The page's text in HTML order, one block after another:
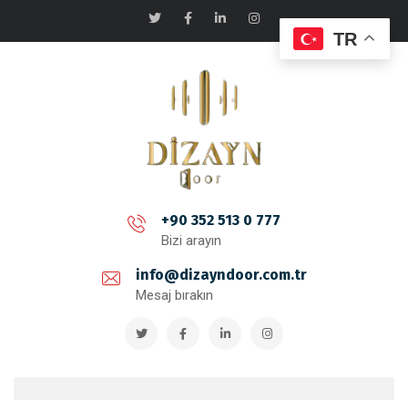
+90 352 513 0 777
Bizi arayın
info@dizayndoor.com.tr
Mesaj bırakın
TR